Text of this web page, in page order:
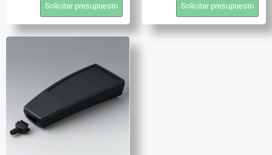
Solicitar presupuesto Solicitar presupuesto